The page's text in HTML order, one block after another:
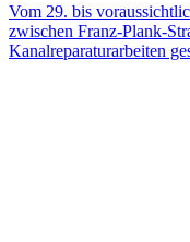
Vom 29. bis
zwischen Franz-Plank-
Kanalreparaturarbeiten